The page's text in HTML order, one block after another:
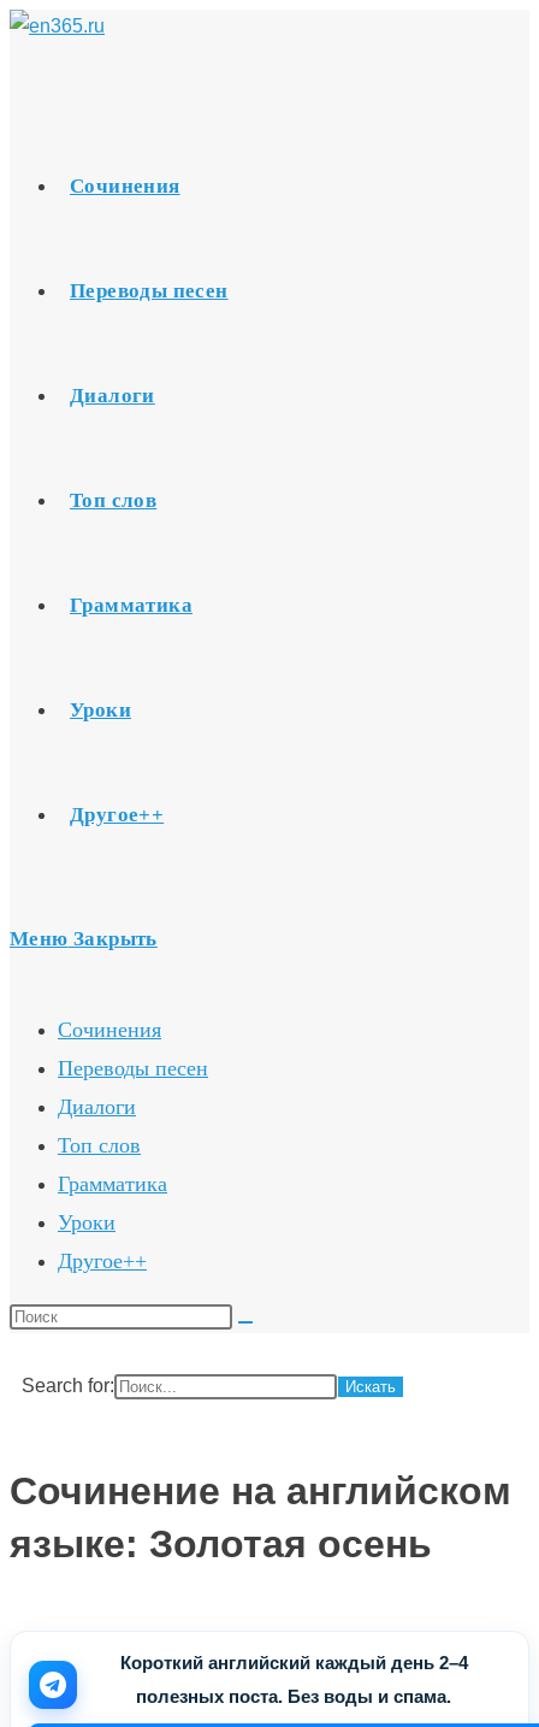
Перейти
Сочинения
Переводы песен
Диалоги
Топ слов
Грамматика
Уроки
Другое++
Меню Закрыть
Сочинения
Переводы песен
Диалоги
Топ слов
Грамматика
Уроки
Другое++
Поиск
сайте
Search for:
Сочинение на английском
языке: Золотая осень
Короткий английский каждый день 2–4
полезных поста. Без воды и спама.